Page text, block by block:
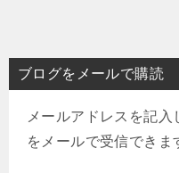
ブログをメールで購読
メールアドレスを記
をメールで受信できま